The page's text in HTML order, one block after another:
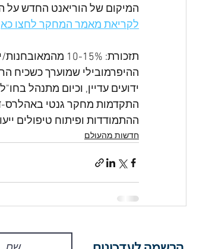
המיקום של הוריאנט החדש על
לקריאת מאמר המחקר לחצו
ההיפרמובילי שמוערך כשכיח
ידועים עדיין, וכיום מתנהל
התקדמות מחקר גנטי באהלרס-
ההתמודדות ופיתוח טיפולים
חדשות מהעולם